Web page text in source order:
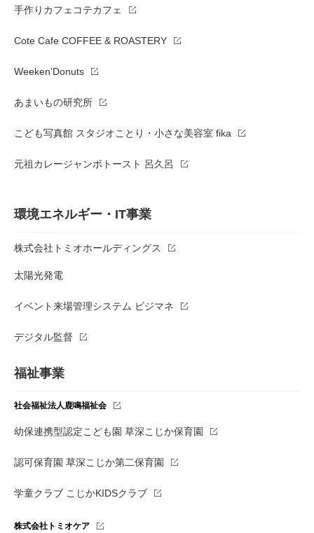
手作りカフェコテカフェ
Cote Cafe COFFEE & ROASTERY
Weeken'Donuts
あまいもの研究所
こども写真館 スタジオことり・小さな美容室 fika
元祖カレージャンボトースト 呂久呂
環境エネルギー・IT事業
株式会社トミオホールディングス
太陽光発電
イベント来場管理システム ビジマネ
デジタル監督
福祉事業
社会福祉法人鹿鳴福祉会
幼保連携型認定こども園 草深こじか保育園
認可保育園 草深こじか第二保育園
学童クラブ こじかKIDSクラブ
株式会社トミオケア